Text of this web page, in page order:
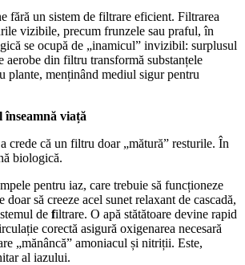
fără un sistem de filtrare eficient. Filtrarea
vizibile, precum frunzele sau praful, în
se ocupă de „inamicul” invizibil: surplusul
aerobe din filtru transformă substanțele
plante, menținând mediul sigur pentru
înseamnă viață
crede că un filtru doar „mătură” resturile. În
biologică.
pentru iaz, care trebuie să funcționeze
să creeze acel sunet relaxant de cascadă,
de filtrare. O apă stătătoare devine rapid
corectă asigură oxigenarea necesară
„mănâncă” amoniacul și nitriții. Este,
al iazului.